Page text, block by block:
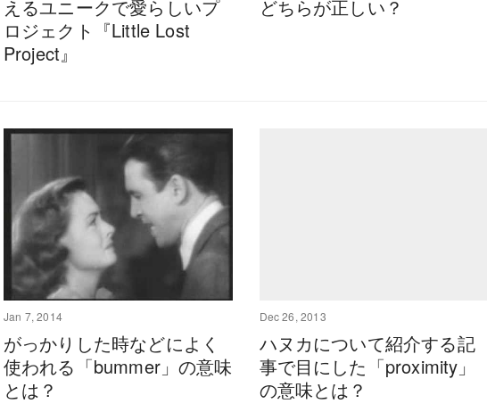
えるユニークで愛らしいプ
ロジェクト『Little Lost
Project』
どちらが正しい？
Jan 7, 2014
がっかりした時などによく
使われる「bummer」の意味
とは？
Dec 26, 2013
ハヌカについて紹介する記
事で目にした「proximity」
の意味とは？